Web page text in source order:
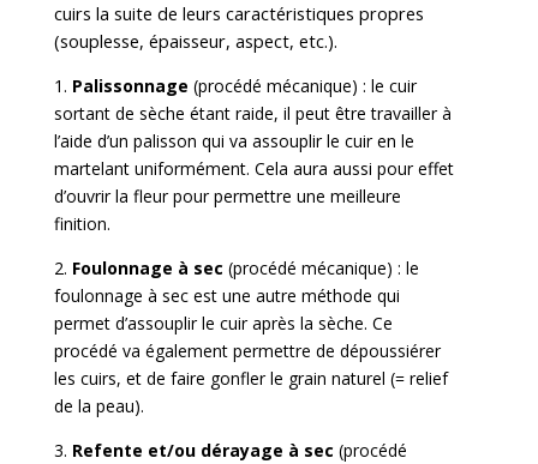
cuirs la suite de leurs caractéristiques propres
(souplesse, épaisseur, aspect, etc.).
1. Palissonnage (procédé mécanique) : le cuir
sortant de sèche étant raide, il peut être travailler à
l’aide d’un palisson qui va assouplir le cuir en le
martelant uniformément. Cela aura aussi pour effet
d’ouvrir la fleur pour permettre une meilleure
finition.
2. Foulonnage à sec (procédé mécanique) : le
foulonnage à sec est une autre méthode qui
permet d’assouplir le cuir après la sèche. Ce
procédé va également permettre de dépoussiérer
les cuirs, et de faire gonfler le grain naturel (= relief
de la peau).
3. Refente et/ou dérayage à sec (procédé